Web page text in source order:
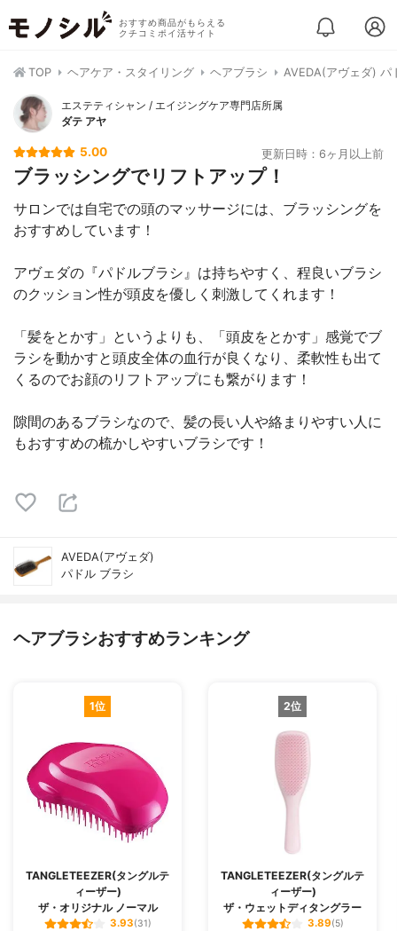
おすすめ商品がもらえる
クチコミポイ活サイト
TOP ヘアケア・スタイリング ヘアブラシ AVEDA(アヴェダ) パ
エステティシャン / エイジングケア専門店所属
ダテ アヤ
5.00 更新日時：6ヶ月以上前
ブラッシングでリフトアップ！
サロンでは自宅での頭のマッサージには、ブラッシングを
おすすめしています！
アヴェダの『パドルブラシ』は持ちやすく、程良いブラシ
のクッション性が頭皮を優しく刺激してくれます！
「髪をとかす」というよりも、「頭皮をとかす」感覚でブ
ラシを動かすと頭皮全体の血行が良くなり、柔軟性も出て
くるのでお顔のリフトアップにも繋がります！
隙間のあるブラシなので、髪の長い人や絡まりやすい人に
もおすすめの梳かしやすいブラシです！
AVEDA(アヴェダ)
パドル ブラシ
ヘアブラシおすすめランキング
1位
TANGLETEEZER(タングルテ
ィーザー)
ザ・オリジナル ノーマル
3.93(31)
2位
TANGLETEEZER(タングルテ
ィーザー)
ザ・ウェットディタングラー
3.89(5)